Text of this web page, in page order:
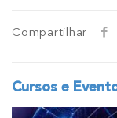
Compartilhar
Cursos e